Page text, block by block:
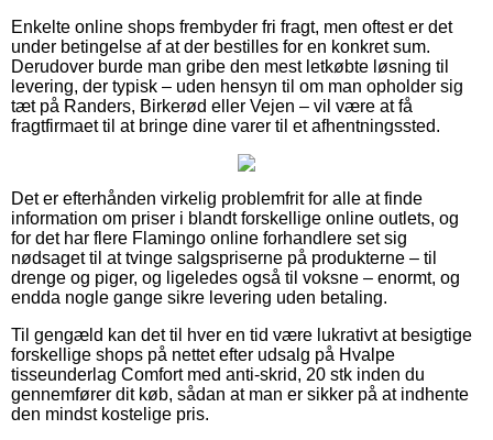
Enkelte online shops frembyder fri fragt, men oftest er det
under betingelse af at der bestilles for en konkret sum.
Derudover burde man gribe den mest letkøbte løsning til
levering, der typisk – uden hensyn til om man opholder sig
tæt på Randers, Birkerød eller Vejen – vil være at få
fragtfirmaet til at bringe dine varer til et afhentningssted.
Det er efterhånden virkelig problemfrit for alle at finde
information om priser i blandt forskellige online outlets, og
for det har flere Flamingo online forhandlere set sig
nødsaget til at tvinge salgspriserne på produkterne – til
drenge og piger, og ligeledes også til voksne – enormt, og
endda nogle gange sikre levering uden betaling.
Til gengæld kan det til hver en tid være lukrativt at besigtige
forskellige shops på nettet efter udsalg på Hvalpe
tisseunderlag Comfort med anti-skrid, 20 stk inden du
gennemfører dit køb, sådan at man er sikker på at indhente
den mindst kostelige pris.